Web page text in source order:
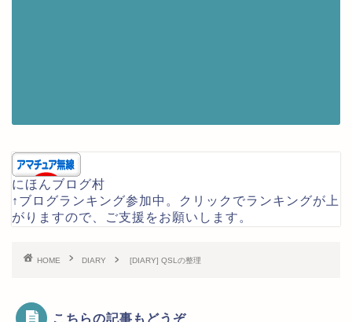
にほんブログ村
↑ブログランキング参加中。クリックでランキングが上
がりますので、ご支援をお願いします。
HOME DIARY [DIARY] QSLの整理
こちらの記事もどうぞ